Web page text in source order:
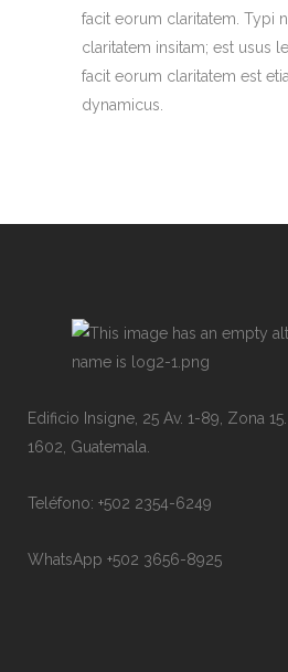
facit eorum claritatem. Typi
claritatem insitam; est usus
facit eorum claritatem est
dynamicus.
Edificio Insigne, 25 Av. 1-89, Zona
1602, Guatemala.
Teléfono: +502 2354-6249
WhatsApp +502 3656-8925